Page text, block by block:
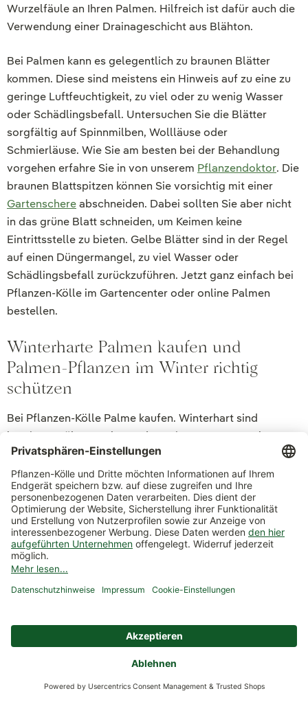
Wurzelfäule an Ihren Palmen. Hilfreich ist dafür auch die
Verwendung einer Drainageschicht aus Blähton.
Bei Palmen kann es gelegentlich zu braunen Blätter
kommen. Diese sind meistens ein Hinweis auf zu eine zu
geringe Luftfeuchtigkeit, zu viel oder zu wenig Wasser
oder Schädlingsbefall. Untersuchen Sie die Blätter
sorgfältig auf Spinnmilben, Wollläuse oder
Schmierläuse. Wie Sie am besten bei der Behandlung
vorgehen erfahre Sie in von unserem Pflanzendoktor. Die
braunen Blattspitzen können Sie vorsichtig mit einer
Gartenschereabschneiden. Dabei sollten Sie aber nicht
in das grüne Blatt schneiden, um Keimen keine
Eintrittsstelle zu bieten. Gelbe Blätter sind in der Regel
auf einen Düngermangel, zu viel Wasser oder
Schädlingsbefall zurückzuführen. Jetzt ganz einfach bei
Pflanzen-Kölle im Gartencenter oder online Palmen
bestellen.
Winterharte Palmen kaufen und
Palmen-Pflanzen im Winter richtig
schützen
Bei Pflanzen-Kölle Palme kaufen. Winterhart sind
bestimmte ältere Palmen, denn sie vertragen auch
niedrige Temperaturen und können somit auch im Winter
im Freien gelassen werden. Wichtig ist jedoch trotzdem
ein sorgfältigerWinterschutz. Dafür können Palmen im
Pflanzkübel an einen geschützten Ort, wie z.B. eine
Hauswand gestellt werden. Zudem sollten sowohl
der Kübel als auch der Stamm und die Palmwedel mit
Vlies umwickelt werden. Verwenden Sie am besten ein
Die Erde sollte mit Mulch oder speziellen Kokosscheiben
Pflanze auch im Winter gegossen wird, sonst können
unschöne Trockenschäden an der Palme auftreten. Jetzt
Palme kaufen - winterhart und pflegeleicht.